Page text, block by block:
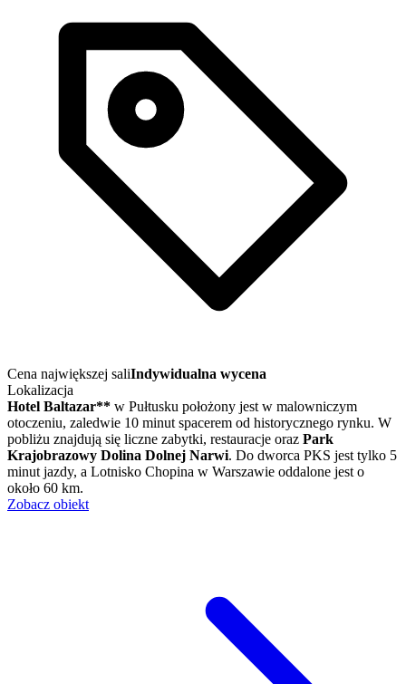
Cena największej saliIndywidualna wycena
Lokalizacja
Hotel Baltazar** w Pułtusku położony jest w malowniczym
otoczeniu, zaledwie 10 minut spacerem od historycznego rynku. W
pobliżu znajdują się liczne zabytki, restauracje oraz Park
Krajobrazowy Dolina Dolnej Narwi. Do dworca PKS jest tylko 5
minut jazdy, a Lotnisko Chopina w Warszawie oddalone jest o
około 60 km.
Zobacz obiekt